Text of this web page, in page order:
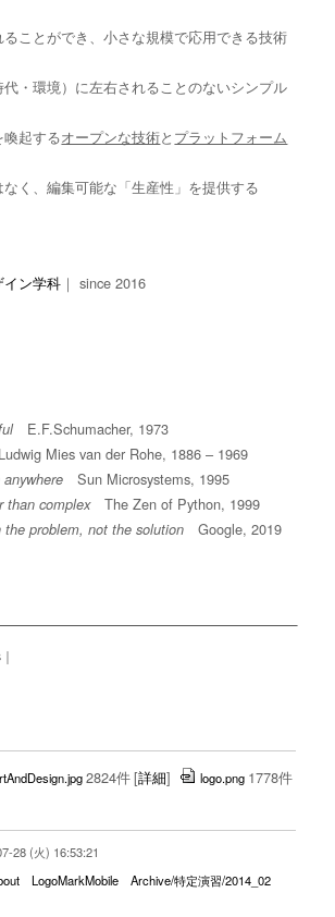
ことができ、小さな規模で応用できる技術
・環境）に左右されることのないシンプル
喚起するオープンな技術と プラットフォーム
く、編集可能な「生産性」を提供する
イン学科 ｜ since 2016
E.F.Schumacher, 1973
Mies van der Rohe, 1886 – 1969
Sun Microsystems, 1995
than complexThe Zen of Python, 1999
the problem, not the solution Google, 2019
｜
2824件[詳細] logo.png 1778件
28 (火) 16:53:21
LogoMarkMobile
Archive/特定演習/2014_02